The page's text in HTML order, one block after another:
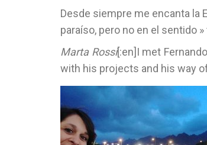
Desde siempre me encanta la
paraíso, pero no en el sentido
Marta Rossi[:en]I met
with his projects and his way